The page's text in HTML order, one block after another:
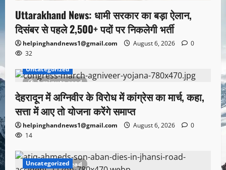
Uttarakhand News: धामी सरकार का बड़ा ऐलान,
दिसंबर से पहले 2,500+ पदों पर निकलेगी भर्ती
helpinghandnews1@gmail.com August 6, 2026
0
32
1 minute read
Uncategorized
देहरादून में अग्निवीर के विरोध में कांग्रेस का मार्च, कहा,
सत्ता में आए तो योजना करेंगे समाप्त
helpinghandnews1@gmail.com August 6, 2026
0
14
1 minute read
Uncategorized